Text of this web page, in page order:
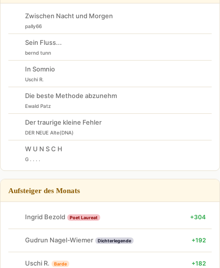
Zwischen Nacht und Morgen
pally66
Sein Fluss...
bernd tunn
In Somnio
Uschi R.
Die beste Methode abzunehm
Ewald Patz
Der traurige kleine Fehler
DER NEUE Alte(DNA)
W U N S C H
G . . . .
Aufsteiger des Monats
Ingrid Bezold Poet Laureat +304
Gudrun Nagel-Wiemer Dichterlegende +192
Uschi R. Barde +182